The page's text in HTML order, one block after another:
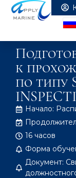
к
по типу
Начало:
16 часов
Форма
Документ: